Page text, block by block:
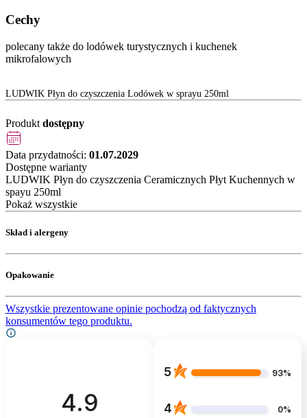
Cechy
polecany także do lodówek turystycznych i kuchenek
mikrofalowych
LUDWIK Płyn do czyszczenia Lodówek w sprayu 250ml
Produkt dostępny
Data przydatności: 01.07.2029
Dostępne warianty
LUDWIK Płyn do czyszczenia Ceramicznych Płyt Kuchennych w
spayu 250ml
Pokaż wszystkie
Skład i alergeny
Opakowanie
Wszystkie prezentowane opinie pochodzą od faktycznych
konsumentów tego produktu.
4.9
5 93%
4 0%